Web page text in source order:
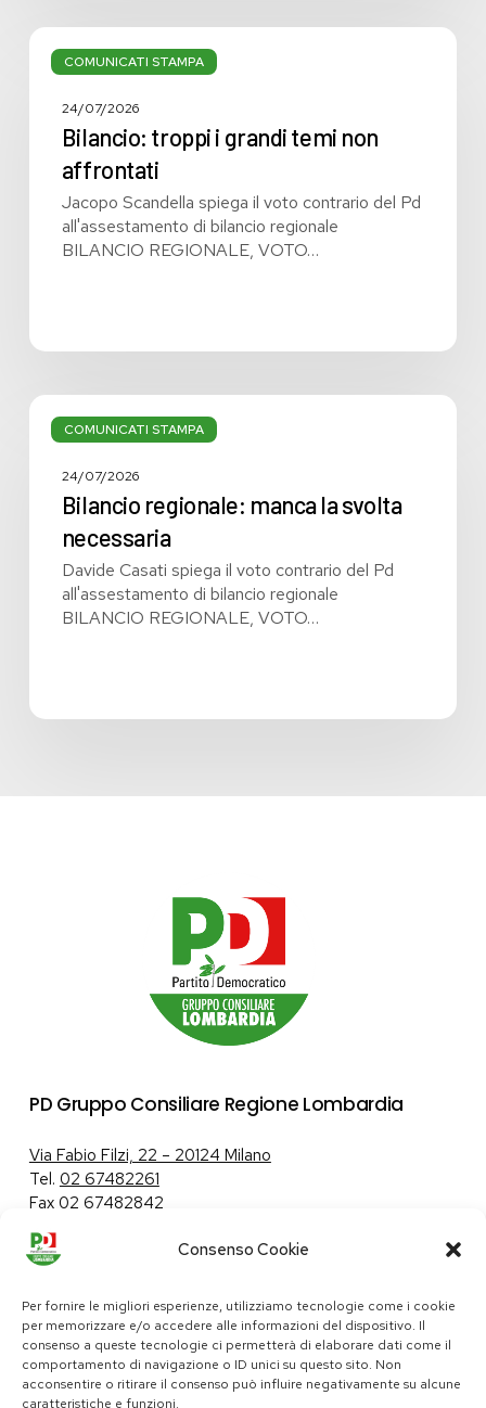
Consenso Cookie
Per fornire le migliori esperienze, utilizziamo tecnologie come i cookie
per memorizzare e/o accedere alle informazioni del dispositivo. Il
consenso a queste tecnologie ci permetterà di elaborare dati come il
comportamento di navigazione o ID unici su questo sito. Non
acconsentire o ritirare il consenso può influire negativamente su alcune
caratteristiche e funzioni.
COMUNICATI STAMPA
Bilancio:
troppi
grandi
affrontati
24/07/2026
Bilancio: troppi i grandi temi non
affrontati
Jacopo Scandella spiega il voto contrario del Pd
all'assestamento di bilancio regionale
BILANCIO REGIONALE, VOTO…
COMUNICATI STAMPA
Bilancio
regionale:
svolta
24/07/2026
Bilancio regionale: manca la svolta
necessaria
Davide Casati spiega il voto contrario del Pd
all'assestamento di bilancio regionale
BILANCIO REGIONALE, VOTO…
PD Gruppo Consiliare Regione Lombardia
Via Fabio Filzi, 22 – 20124 Milano
Tel. 02 67482261
Fax 02 67482842
Tutela dei dati personali|Politica sui cookie
pd@consiglio.regione.lombardia.it